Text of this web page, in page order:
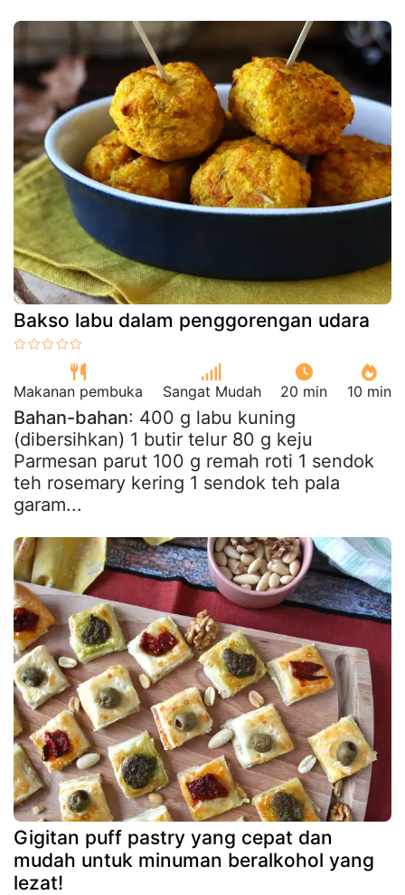
Bakso labu dalam penggorengan udara
Makanan pembuka Sangat Mudah 20 min 10 min
Bahan-bahan: 400 g labu kuning
(dibersihkan) 1 butir telur 80 g keju
Parmesan parut 100 g remah roti 1 sendok
teh rosemary kering 1 sendok teh pala
garam...
Gigitan puff pastry yang cepat dan
mudah untuk minuman beralkohol yang
lezat!